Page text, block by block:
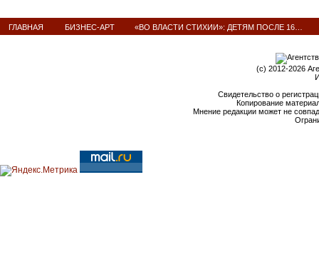
ГЛАВНАЯ БИЗНЕС-АРТ «ВО ВЛАСТИ СТИХИИ»: ДЕТЯМ ПОСЛЕ 16…
(c) 2012-2026
Свидетельство о
Копирование
Мнение редакции может не